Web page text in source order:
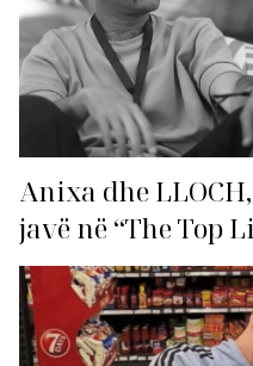
Anixa dhe
javë në “The Top